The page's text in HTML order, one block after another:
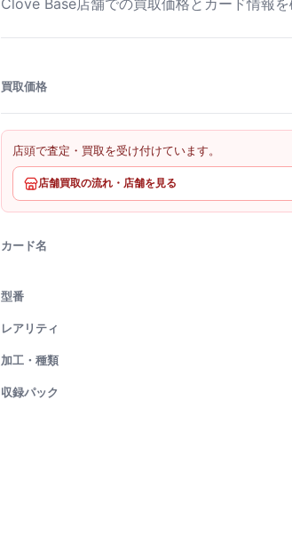
Clove Base店舗での買取価格とカード情報を
買取価格
店頭で査定・買取を受け付けています。
店舗買取の流れ・店舗を見る
カード名
型番
レアリティ
加工・種類
収録パック